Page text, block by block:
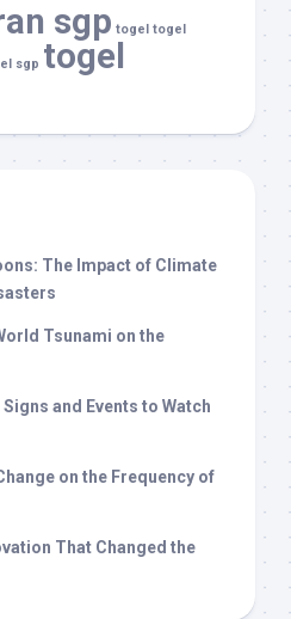
sgp togel togel
sgp togel
The Impact of Climate
Tsunami on the
and Events to Watch
on the Frequency of
That Changed the